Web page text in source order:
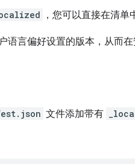
，您可以直接在清单
语言偏好设置的版本，从而
文件添加带有